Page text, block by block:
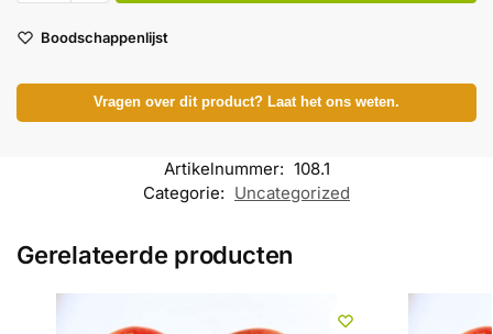
Boodschappenlijst
Vragen over dit product? Laat het ons weten.
Artikelnummer: 108.1
Categorie: Uncategorized
Gerelateerde producten